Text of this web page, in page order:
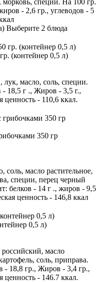
- 2,6 гр., углеводов - 5
Выберите 2 блюда
(контейнер 0,5 л)
масло, соль, специи.
18,5 г ., Жиров - 3,5 г.,
ценность - 110,6 ккал.
350 гр
масло растительное,
специи, перец черный
белков - 14 г ., жиров - 9,5
ценность - 146,8 ккал
0,5 л)
масло
соль, приправа.
- 18,8 гр., Жиров - 3,4 гр.,
ценность - 146.7 ккал.